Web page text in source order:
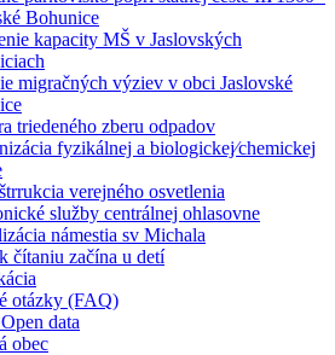
Bohunice
kapacity MŠ v Jaslovských
migračných výziev v obci Jaslovské
triedeného zberu odpadov
fyzikálnej a biologickej⁄chemickej
verejného osvetlenia
služby centrálnej ohlasovne
námestia sv Michala
čítaniu začína u detí
otázky (FAQ)
data
obec